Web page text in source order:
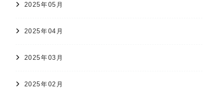
2025年05月
2025年04月
2025年03月
2025年02月